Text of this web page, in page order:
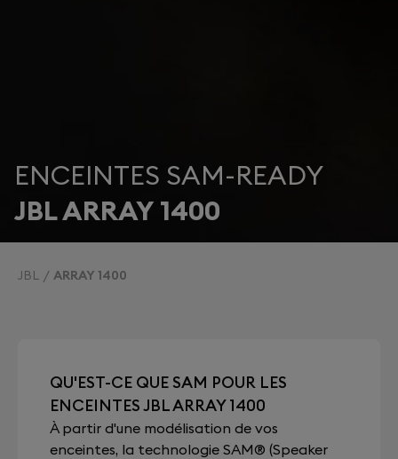
ENCEINTES SAM-READY
JBL ARRAY 1400
JBL ARRAY 1400
QU'EST-CE QUE SAM POUR LES
ENCEINTES JBL ARRAY 1400
À partir d'une modélisation de vos
enceintes, la technologie SAM® (Speaker